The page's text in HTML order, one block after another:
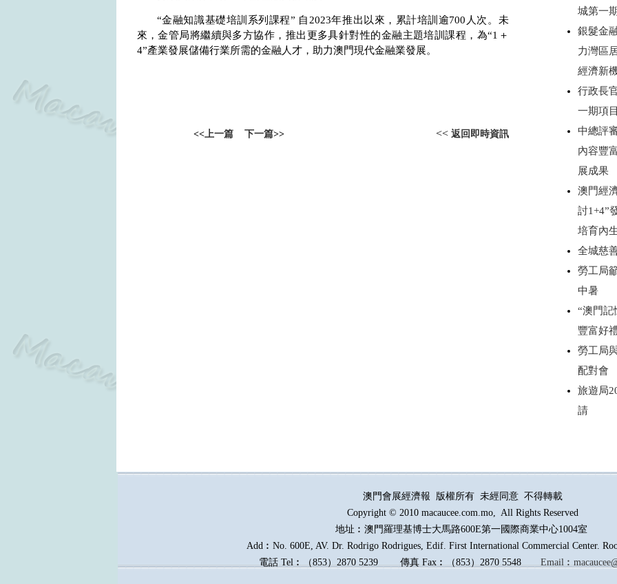
“金融知識基礎培訓系列課程” 自 2023年推出以來，累計培訓逾700 人次。未
來，金管局將繼續與多方協作，推出更多具針對性的金融主題培訓課程，為“1 ＋
4”產業發展儲備行業所需的金融人才，助力澳門現代金融業發展。
<<上一篇 下一篇>> << 返回即時資訊
城第一
銀髮金
力灣區
經濟新
行政長
一期項
中總評
內容豐
展成果
澳門經
討1+4”
培育內
全城慈
勞工局
中暑
“澳門記
豐富好
勞工局
配對會
旅遊局
請
澳門會展經濟報 版權所有 未經同意 不得轉載
Copyright © 2010 macaucee.com.mo, All Rights Reserved
地址︰澳門羅理基博士大馬路600E第一國際商業中心1004室
Add︰No. 600E, AV. Dr. Rodrigo Rodrigues, Edif. First International Commercial Center.
電話 Tel︰（853）2870 5239傳真Fax︰（853）2870 5548 Email︰